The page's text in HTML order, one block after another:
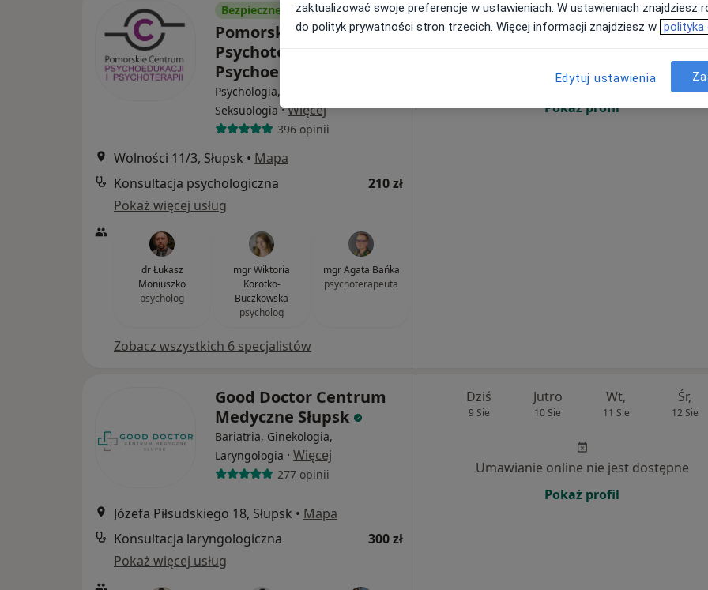
Bezpieczne płatności
Pomorskie Centrum
Psychoterapii i
Psychoedukacji
Psychologia, Psychoterapia,
Seksuologia·Więcej
396 opinii
Wolności 11/3, Słupsk • Mapa
Konsultacja psychologiczna
210 zł
Pokaż więcej usług
dr Łukasz
Moniuszko
psycholog
mgr Wiktoria
Korotko-
Buczkowska
psycholog
mgr Agata Bańka
psychoterapeuta
Zobacz wszystkich 6 specjalistów
Dziś
9 Sie
Jutro
10 Sie
Wt,
11 Sie
Śr,
12 Sie
Umawianie online nie jest dostępne
Pokaż profil
Good Doctor Centrum
Medyczne Słupsk
Bariatria, Ginekologia,
Laryngologia · Więcej
277 opinii
Józefa Piłsudskiego 18, Słupsk • Mapa
Konsultacja laryngologiczna
300 zł
Pokaż więcej usług
Dziś
9 Sie
Jutro
10 Sie
Wt,
11 Sie
Śr,
12 Sie
Umawianie online nie jest dostępne
Pokaż profil
zaktualizować swoje preferencje w ustawieniach. W ustawieniach znajdziesz
do polityk prywatności stron trzecich. Więcej informacji znajdziesz w polityka
Edytuj ustawienia